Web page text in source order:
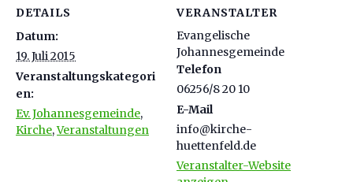
DETAILS
Datum:
19. Juli 2015
Veranstaltungskategori
en:
Ev. Johannesgemeinde,
Kirche,Veranstaltungen
VERANSTALTER
Evangelische
Johannesgemeinde
Telefon
06256/8 20 10
E-Mail
info@kirche-
huettenfeld.de
Veranstalter-Website